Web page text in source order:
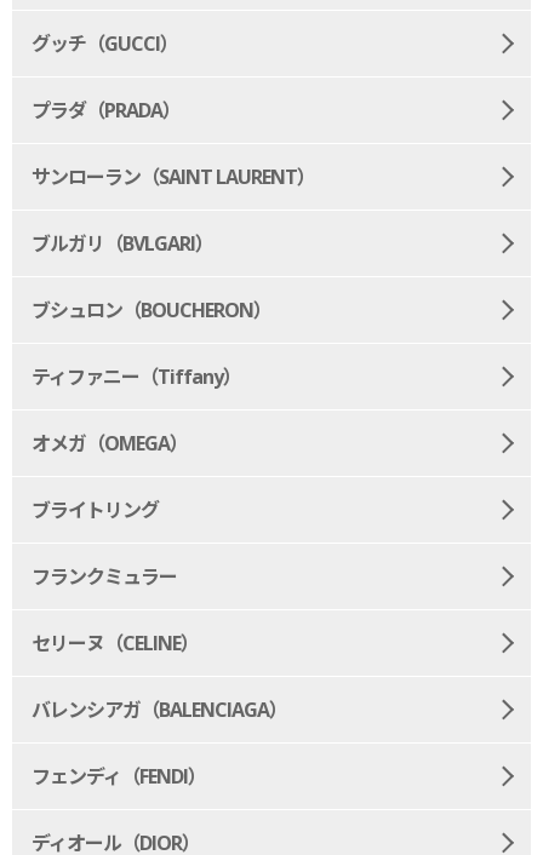
グッチ（GUCCI）
プラダ（PRADA）
サンローラン（SAINT LAURENT）
ブルガリ（BVLGARI）
ブシュロン（BOUCHERON）
ティファニー（Tiffany）
オメガ（OMEGA）
ブライトリング
フランクミュラー
セリーヌ（CELINE）
バレンシアガ（BALENCIAGA）
フェンディ（FENDI）
ディオール（DIOR）